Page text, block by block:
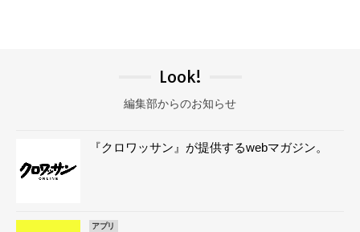
Look!
編集部からのお知らせ
『クロワッサン』が提供するwebマガジン。
アプリ